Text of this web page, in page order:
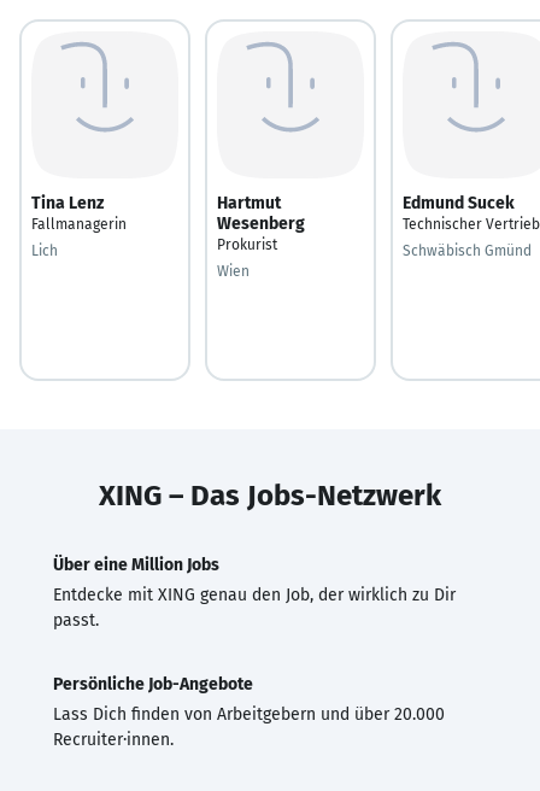
Tina Lenz
Fallmanagerin
Lich
Hartmut
Wesenberg
Prokurist
Wien
Edmund Sucek
Technischer Vertrieb
Schwäbisch Gmünd
XING – Das Jobs-Netzwerk
Über eine Million Jobs
Entdecke mit XING genau den Job, der wirklich zu Dir
passt.
Persönliche Job-Angebote
Lass Dich finden von Arbeitgebern und über 20.000
Recruiter·innen.